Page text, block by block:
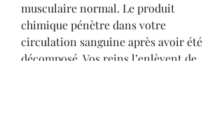
musculaire normal. Le produit
chimique pénètre dans votre
circulation sanguine après avoir été
décomposé. Vos reins l’enlèvent de